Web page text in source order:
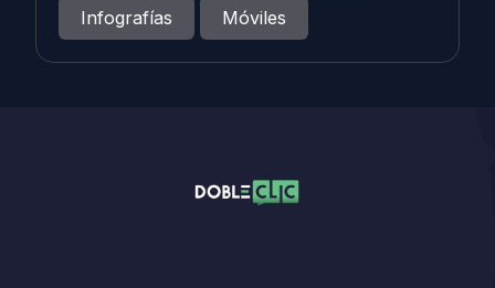
Infografías
Móviles